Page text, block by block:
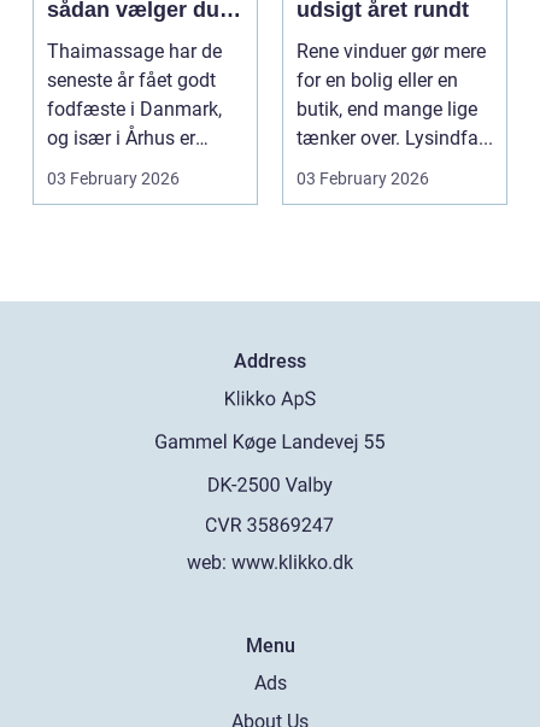
sådan vælger du
den rette
behandling
Thaimassage har de
seneste år fået godt
fodfæste i Danmark,
og især i Århus er
udbuddet vokset
03 February 2026
udsigt året rundt
Rene vinduer gør mere
for en bolig eller en
butik, end mange lige
tænker over. Lysindfa...
03 February 2026
Address
web: www.klikko.dk
Menu
Ads
About Us